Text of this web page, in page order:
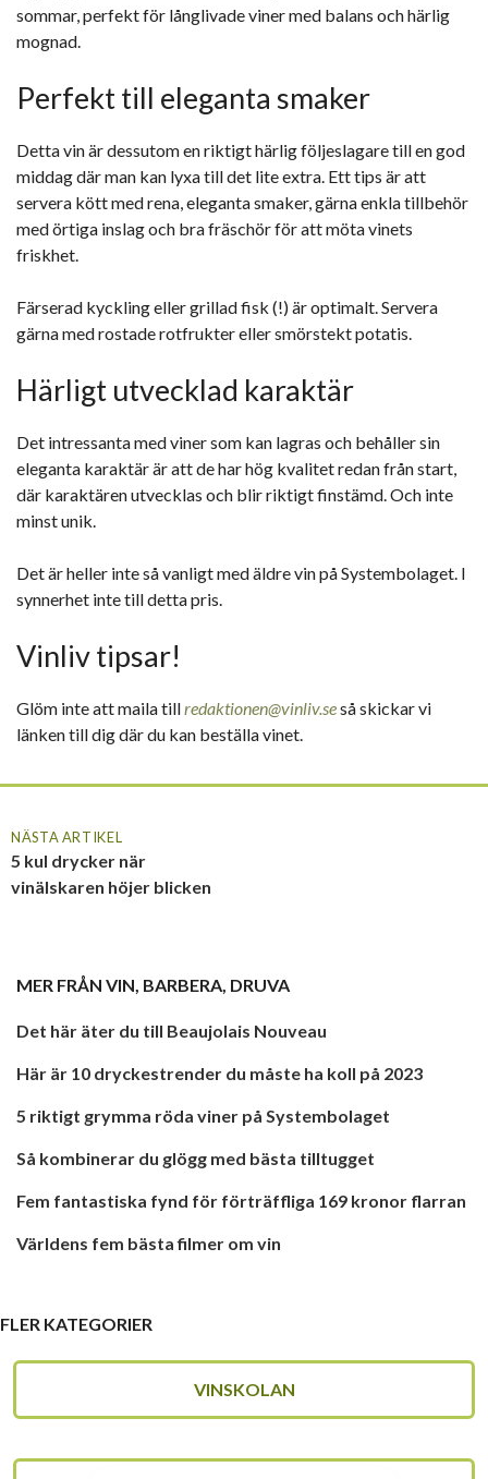
sommar, perfekt för långlivade viner med balans och härlig
mognad.
Perfekt till eleganta smaker
Detta vin är dessutom en riktigt härlig följeslagare till en god
middag där man kan lyxa till det lite extra. Ett tips är att
servera kött med rena, eleganta smaker, gärna enkla tillbehör
med örtiga inslag och bra fräschör för att möta vinets
friskhet.
Färserad kyckling eller grillad fisk (!) är optimalt. Servera
gärna med rostade rotfrukter eller smörstekt potatis.
Härligt utvecklad karaktär
Det intressanta med viner som kan lagras och behåller sin
eleganta karaktär är att de har hög kvalitet redan från start,
där karaktären utvecklas och blir riktigt finstämd. Och inte
minst unik.
Det är heller inte så vanligt med äldre vin på Systembolaget. I
synnerhet inte till detta pris.
Vinliv tipsar!
Glöm inte att maila tillredaktionen@vinliv.seså skickar vi
länken till dig där du kan beställa vinet.
NÄSTA ARTIKEL
5 kul drycker när
vinälskaren höjer blicken
MER FRÅN VIN, BARBERA, DRUVA
Det här äter du till Beaujolais Nouveau
Här är 10 dryckestrender du måste ha koll på 2023
5 riktigt grymma röda viner på Systembolaget
Så kombinerar du glögg med bästa tilltugget
Fem fantastiska fynd för förträffliga 169 kronor flarran
Världens fem bästa filmer om vin
FLER KATEGORIER
VINSKOLAN